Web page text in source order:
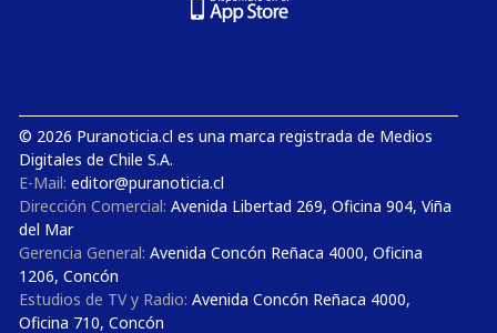
© 2026 Puranoticia.cl es una marca registrada de Medios
Digitales de Chile S.A.
E-Mail: editor@puranoticia.cl
Dirección Comercial: Avenida Libertad 269, Oficina 904, Viña
del Mar
Gerencia General: Avenida Concón Reñaca 4000, Oficina
1206, Concón
Estudios de TV y Radio: Avenida Concón Reñaca 4000,
Oficina 710, Concón